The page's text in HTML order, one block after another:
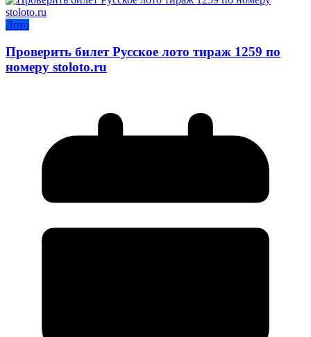
Лото
Проверить билет Русское лото тираж 1259 по
номеру stoloto.ru